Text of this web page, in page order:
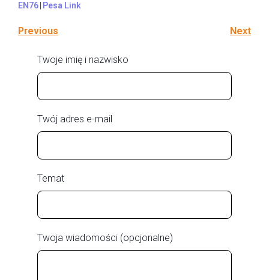
EN76 Pesa Link
Previous Next
Twoje imię i nazwisko
Twój adres e-mail
Temat
Twoja wiadomości (opcjonalne)